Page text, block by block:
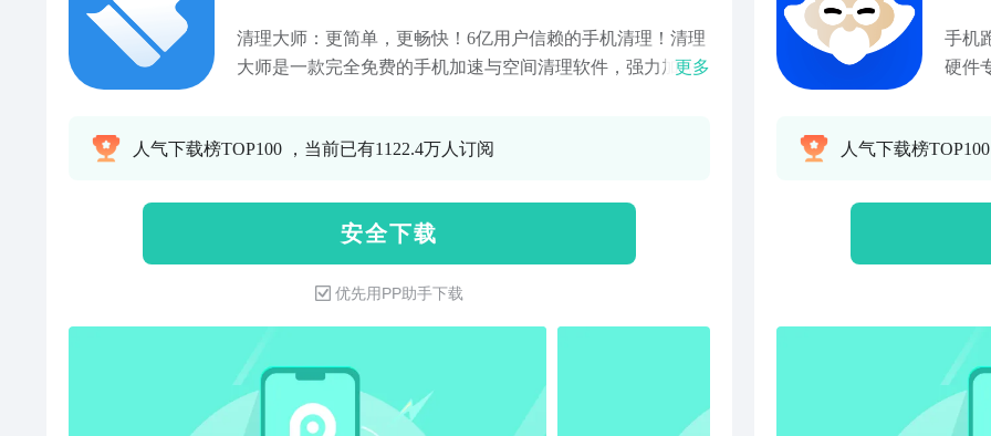
清理大师：更简单，更畅快！6亿用户信赖的手机清理！清理
大师是一款完全免费的手机加速与空间清理软件，强力加速
瞬间释放手机内存，加速效果超同行【微信清理】深度清理
类，广告推送轻松删【相册清理】自动筛选不美照片，留住
精彩瞬间【手机瘦身】全面分析存储空间，垃圾无所遁形
更多
人气下载榜TOP100 ，当前已有1122.4万人订阅
安 全 下 载
优先用PP助手下载
手机
硬件
不服
目高
人气下载榜